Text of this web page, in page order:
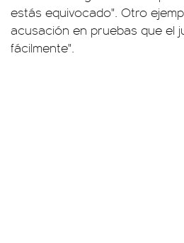
estás equivocado". Otro
acusación en pruebas que el
fácilmente".